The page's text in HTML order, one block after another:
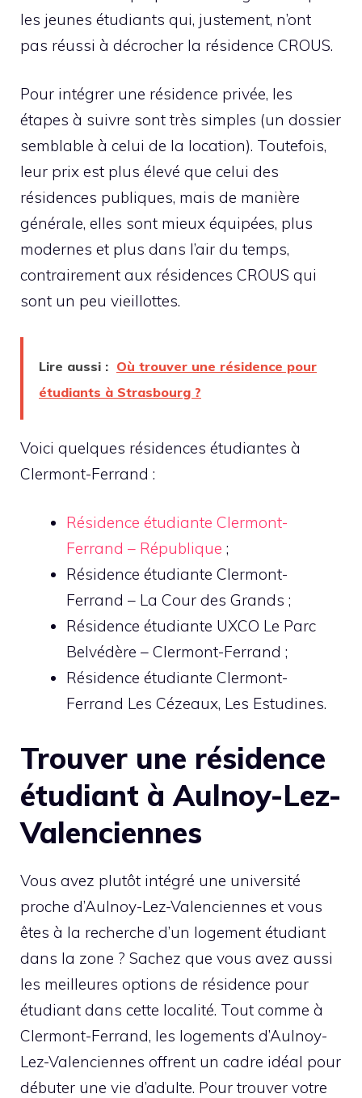
les jeunes étudiants qui, justement, n’ont
pas réussi à décrocher la résidence CROUS.
Pour intégrer une résidence privée, les
étapes à suivre sont très simples (un dossier
semblable à celui de la location). Toutefois,
leur prix est plus élevé que celui des
résidences publiques, mais de manière
générale, elles sont mieux équipées, plus
modernes et plus dans l’air du temps,
contrairement aux résidences CROUS qui
sont un peu vieillottes.
Lire aussi : Où trouver une résidence pour
étudiants à Strasbourg ?
Voici quelques résidences étudiantes à
Clermont-Ferrand :
Résidence étudiante Clermont-
Ferrand – République ;
Résidence étudiante Clermont-
Ferrand – La Cour des Grands ;
Résidence étudiante UXCO Le Parc
Belvédère – Clermont-Ferrand ;
Résidence étudiante Clermont-
Ferrand Les Cézeaux, Les Estudines.
Trouver une résidence
étudiant à Aulnoy-Lez-
Valenciennes
Vous avez plutôt intégré une université
proche d’Aulnoy-Lez-Valenciennes et vous
êtes à la recherche d’un logement étudiant
dans la zone ? Sachez que vous avez aussi
les meilleures options de résidence pour
étudiant dans cette localité. Tout comme à
Clermont-Ferrand, les logements d’Aulnoy-
Lez-Valenciennes offrent un cadre idéal pour
débuter une vie d’adulte. Pour trouver votre